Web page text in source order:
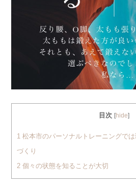
目次 [hide]
1 松本市のパーソナルトレーニングで
づくり
2 個々の状態を知ることが大切